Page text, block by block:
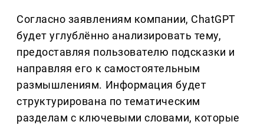
Согласно заявлениям компании, ChatGPT
будет углублённо анализировать тему,
предоставляя пользователю подсказки и
направляя его к самостоятельным
размышлениям. Информация будет
структурирована по тематическим
разделам с ключевыми словами, которые